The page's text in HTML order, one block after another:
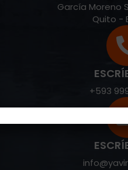
García Moreno
Quito -
+593